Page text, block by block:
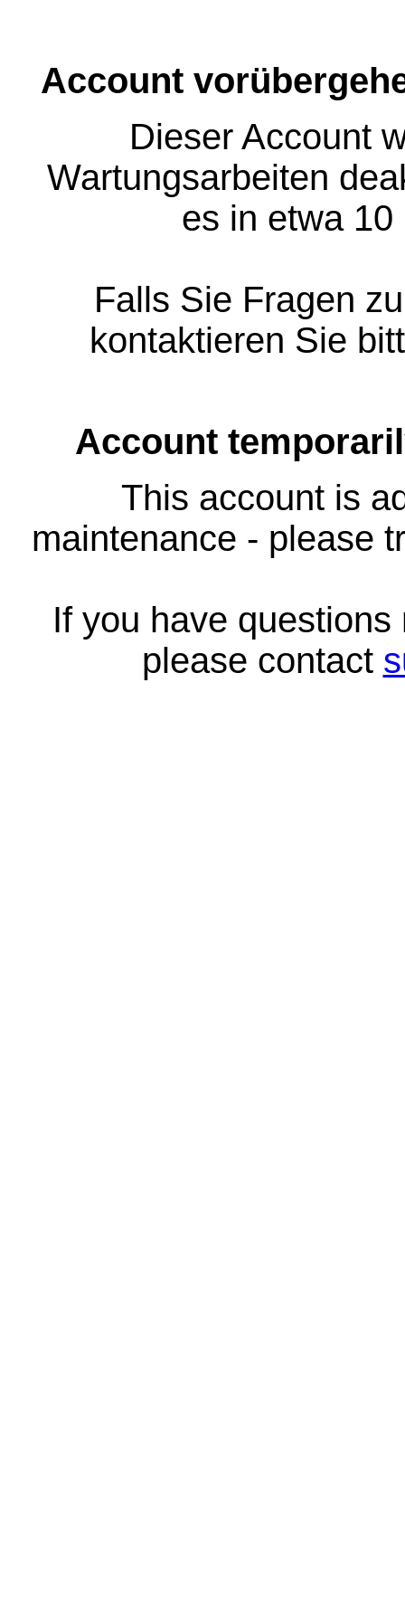
Account
Dieser Account
Wartungsarbeiten
es in etwa
Falls Sie Fragen
kontaktieren Sie
Account
This account is
maintenance - please
If you have
please contact